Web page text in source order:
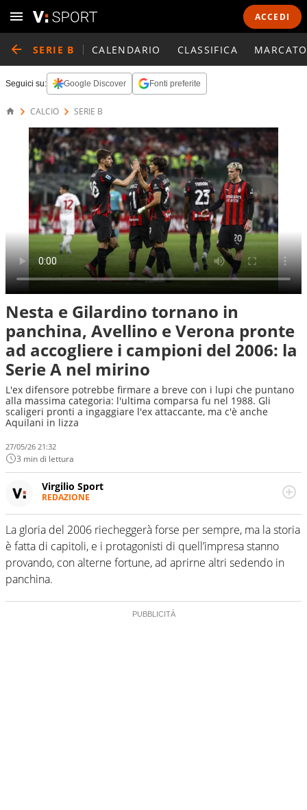
ACCEDI
SERIE B CALENDARIO CLASSIFICA
Seguici su: Google Discover Fonti preferite
CALCIO SERIE B
Nesta e Gilardino tornano in
panchina, Avellino e Verona pronte
ad accogliere i campioni del 2006: la
Serie A nel mirino
L'ex difensore potrebbe firmare a breve con i lupi che puntano
alla massima categoria: l'ultima comparsa fu nel 1988. Gli
scaligeri pronti a ingaggiare l'ex attaccante, ma c'è anche
Aquilani in lizza
27/05/26 21:32
3 min di lettura
Virgilio Sport
REDAZIONE
appassionato su tutto il mondo dello sport. Calcio,
calciomercato, F1, Motomondiale ma anche tennis,
volley, basket: su Virgilio Sport i tifosi e gli appassionati
sanno che troveranno sempre copertura completa e
zero faziosità. La squadra di Virgilio Sport è formata da
giornalisti ed esperti di sport abili sia nel gioco di
rimessa quando intercettano le notizie e le rilanciano
verso la rete, sia nella costruzione dal basso quando
La gloria del 2006 riecheggerà forse per sempre, ma la storia
è fatta di capitoli, e i protagonisti di quell’impresa stanno
provando, con alterne fortune, ad aprirne altri sedendo in
panchina.